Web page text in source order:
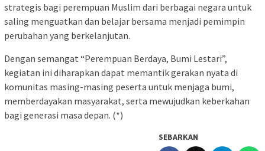
strategis bagi perempuan Muslim dari berbagai negara untuk
saling menguatkan dan belajar bersama menjadi pemimpin
perubahan yang berkelanjutan.
Dengan semangat “Perempuan Berdaya, Bumi Lestari”,
kegiatan ini diharapkan dapat memantik gerakan nyata di
komunitas masing-masing peserta untuk menjaga bumi,
memberdayakan masyarakat, serta mewujudkan keberkahan
bagi generasi masa depan. (*)
SEBARKAN